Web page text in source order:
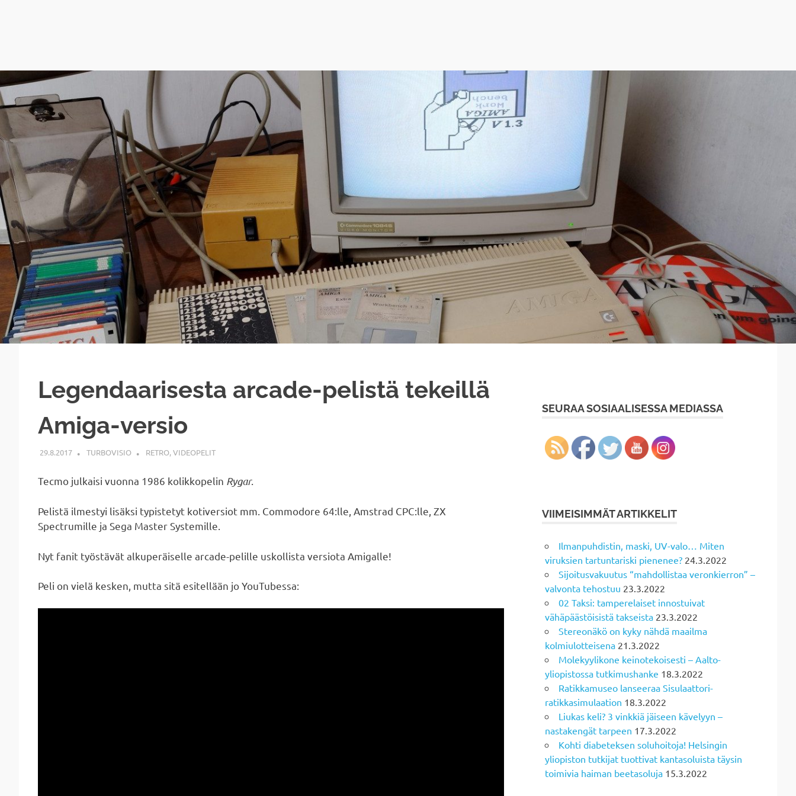
Legendaarisesta arcade-pelistä tekeillä
Amiga-versio
29.8.2017 TURBOVISIO RETRO,VIDEOPELIT
Tecmo julkaisi vuonna 1986 kolikkopelin Rygar.
Pelistä ilmestyi lisäksi typistetyt kotiversiot mm. Commodore 64:lle, Amstrad CPC:lle, ZX
Spectrumille ja Sega Master Systemille.
Nyt fanit työstävät alkuperäiselle arcade-pelille uskollista versiota Amigalle!
Peli on vielä kesken, mutta sitä esitellään jo YouTubessa:
SEURAA SOSIAALISESSA MEDIASSA
VIIMEISIMMÄT ARTIKKELIT
Ilmanpuhdistin, maski, UV-valo… Miten
viruksien tartuntariski pienenee? 24.3.2022
Sijoitusvakuutus “mahdollistaa veronkierron” –
valvonta tehostuu 23.3.2022
02 Taksi: tamperelaiset innostuivat
vähäpäästöisistä takseista 23.3.2022
Stereonäkö on kyky nähdä maailma
kolmiulotteisena 21.3.2022
Molekyylikone keinotekoisesti – Aalto-
yliopistossa tutkimushanke 18.3.2022
Ratikkamuseo lanseeraa Sisulaattori-
ratikkasimulaation 18.3.2022
Liukas keli? 3 vinkkiä jäiseen kävelyyn –
nastakengät tarpeen 17.3.2022
Kohti diabeteksen soluhoitoja! Helsingin
yliopiston tutkijat tuottivat kantasoluista täysin
toimivia haiman beetasoluja 15.3.2022